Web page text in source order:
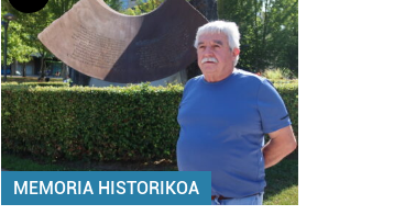
MEMORIA HISTORIKOA